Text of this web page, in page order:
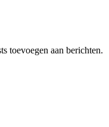
toevoegen aan berichten.